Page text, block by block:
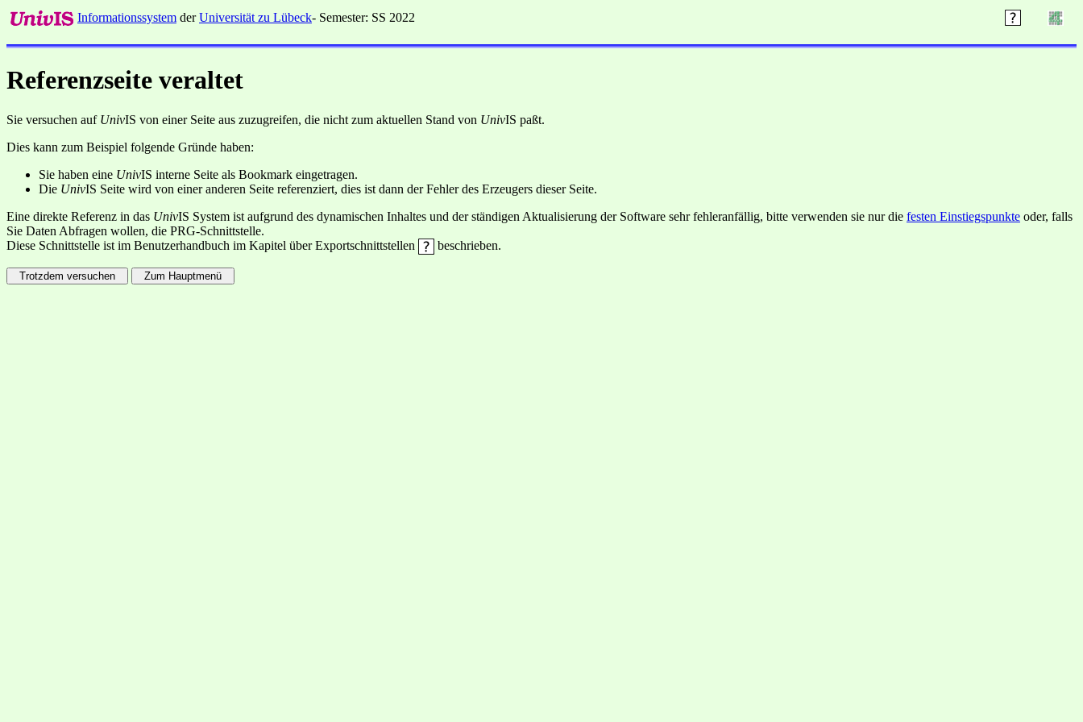
Informationssystem derUniversität zu Lübeck- Semester: SS 2022
Referenzseite veraltet
Sie versuchen auf UnivIS von einer Seite aus zuzugreifen, die nicht zum aktuellen Stand von UnivIS paßt.
Dies kann zum Beispiel folgende Gründe haben:
Sie haben eine UnivIS interne Seite als Bookmark eingetragen.
Die UnivIS Seite wird von einer anderen Seite referenziert, dies ist dann der Fehler des Erzeugers dieser Seite.
Eine direkte Referenz in das UnivIS System ist aufgrund des dynamischen Inhaltes und der ständigen Aktualisierung der Software sehr fehleranfällig, bitte verwenden sie nur die festen Einstiegspunkte oder, falls
Sie Daten Abfragen wollen, die PRG-Schnittstelle.
Diese Schnittstelle ist im Benutzerhandbuch im Kapitel über Exportschnittstellen
beschrieben.